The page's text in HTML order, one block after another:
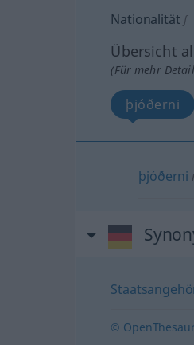
Nationalität f
Übersicht
(Für mehr
þjóðerni
þjóðerni
©